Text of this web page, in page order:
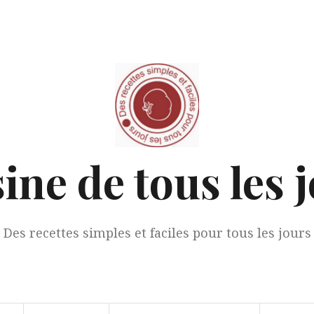
de tous les
Des recettes simples et faciles pour tous les jours